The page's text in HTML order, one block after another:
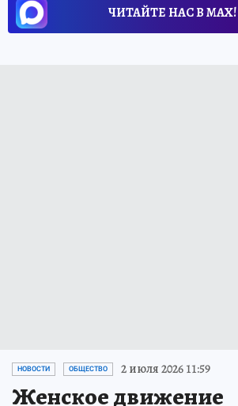
ЧИТАЙТЕ НАС В МАХ!
НОВОСТИ ОБЩЕСТВО 2 июля 2026 11:59
Женское движение